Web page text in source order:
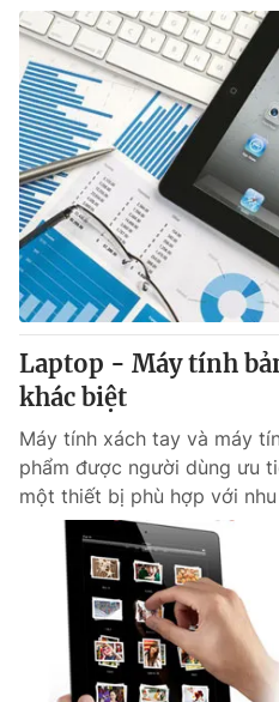
Laptop - Máy tính
khác biệt
Máy tính xách tay và máy
phẩm được người dùng ưu
một thiết bị phù hợp với